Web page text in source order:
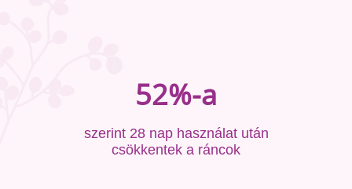
52%-a
szerint 28 nap használat után
csökkentek a ráncok